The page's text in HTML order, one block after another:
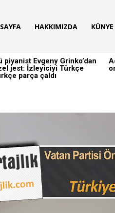
HAKKIMIZDA KÜNYE
piyanist Evgeny Grinko’dan
jest: İzleyiciyi Türkçe
parça çaldı